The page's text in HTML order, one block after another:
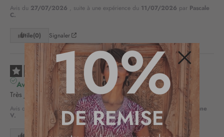
Avis du 27/07/2026 , suite à une expérience du 11/07/2026 par Pascale
C.
Utile(0) Signaler
4 /5
Avis vérifié
Très jolie casquette mais peut-être un peu grande
Avis du 01/12/2025 , suite à une expérience du15/11/2025 parLiliane
V.
Fermer
10%
DE REMISE